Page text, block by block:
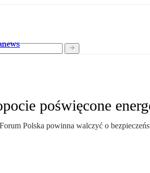
poświęcone
Polska powinna walczyć o